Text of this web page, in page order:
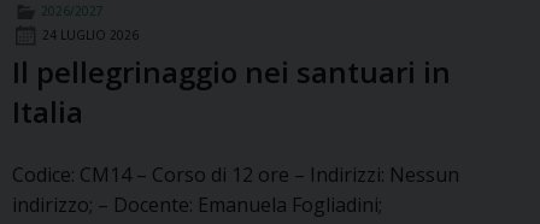
2026/2027
24 LUGLIO 2026
Il pellegrinaggio nei santuari in
Italia
Codice: CM14 – Corso di 12 ore – Indirizzi: Nessun
indirizzo; – Docente: Emanuela Fogliadini;